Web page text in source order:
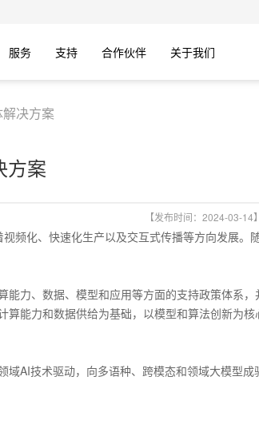
服务 支持 合作伙伴 关于我们
决方案
方案
【发布时间：2024-03-14】
频化、快速化生产以及交互式传播等方向发展。
力、数据、模型和应用等方面的支持政策体系，
能力和数据供给为基础，以模型和算法创新为核
域AI技术驱动，向多语种、跨模态和领域大模型成